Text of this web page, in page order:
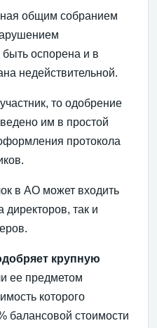
общим собранием
быть оспорена и в
недействительной.
то одобрение
им в простой
протокола
в АО может входить
директоров, так и
крупную
ее предметом
которого
балансовой стоимости